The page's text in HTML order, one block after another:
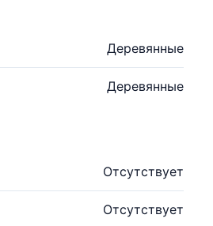
Деревянные
Деревянные
Отсутствует
Отсутствует